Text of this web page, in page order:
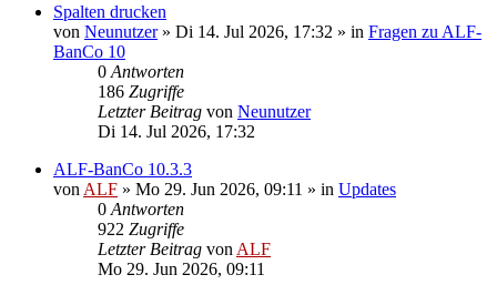
Spalten drucken
von Neunutzer» Di 14. Jul 2026, 17:32 » in Fragen zu ALF-
BanCo 10
0 Antworten
186 Zugriffe
Letzter Beitrag von Neunutzer
Di 14. Jul 2026, 17:32
ALF-BanCo 10.3.3
von ALF » Mo 29. Jun 2026, 09:11 » in Updates
0 Antworten
922 Zugriffe
Letzter Beitrag von ALF
Mo 29. Jun 2026, 09:11